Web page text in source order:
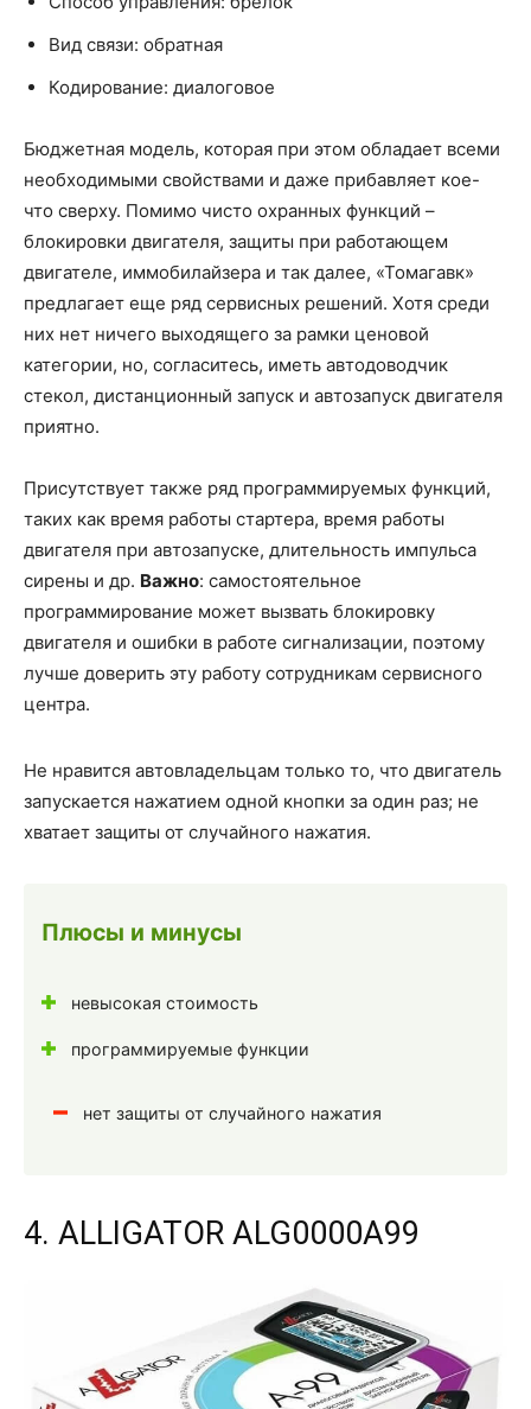
Вид связи: обратная
Кодирование: диалоговое
Бюджетная модель, которая при этом обладает всеми
необходимыми свойствами и даже прибавляет кое-
что сверху. Помимо чисто охранных функций –
блокировки двигателя, защиты при работающем
двигателе, иммобилайзера и так далее, «Томагавк»
предлагает еще ряд сервисных решений. Хотя среди
них нет ничего выходящего за рамки ценовой
категории, но, согласитесь, иметь автодоводчик
стекол, дистанционный запуск и автозапуск двигателя
приятно.
Присутствует также ряд программируемых функций,
таких как время работы стартера, время работы
двигателя при автозапуске, длительность импульса
сирены и др. Важно: самостоятельное
программирование может вызвать блокировку
двигателя и ошибки в работе сигнализации, поэтому
лучше доверить эту работу сотрудникам сервисного
центра.
Не нравится автовладельцам только то, что двигатель
запускается нажатием одной кнопки за один раз; не
хватает защиты от случайного нажатия.
Плюсы и минусы
невысокая стоимость
программируемые функции
нет защиты от случайного нажатия
4. ALLIGATOR ALG0000A99